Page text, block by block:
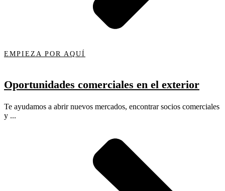
EMPIEZA POR AQUÍ
Oportunidades comerciales en el exterior
Te ayudamos a abrir nuevos mercados, encontrar socios comerciales
y ...